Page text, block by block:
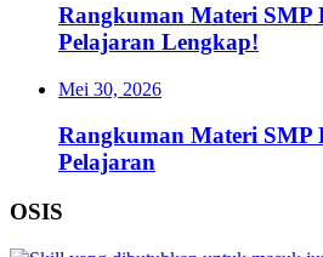
Rangkuman Materi SMP
Pelajaran Lengkap!
Mei 30, 2026
Rangkuman Materi SMP
Pelajaran
OSIS